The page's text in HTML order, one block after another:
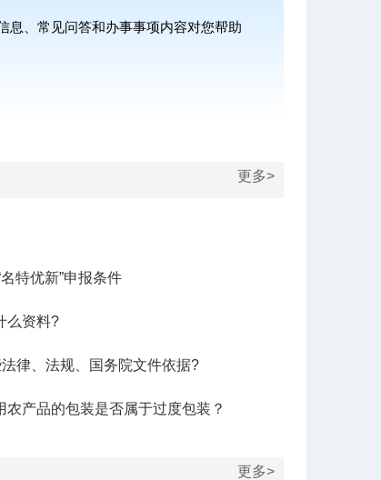
息、常见问答和办事事项内容对您帮助
更多>
特优新”申报条件
么资料?
律、法规、国务院文件依据?
产品的包装是否属于过度包装？
更多>